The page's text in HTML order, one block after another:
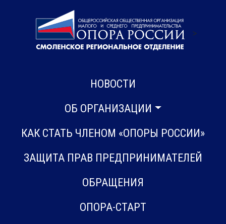
>
НОВОСТИ
ОБ ОРГАНИЗАЦИИ
КАК СТАТЬ ЧЛЕНОМ «ОПОРЫ РОССИИ»
ЗАЩИТА ПРАВ ПРЕДПРИНИМАТЕЛЕЙ
ОБРАЩЕНИЯ
ОПОРА-СТАРТ